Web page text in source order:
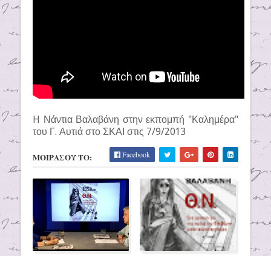
H Νάντια Βαλαβάνη στην εκπομπή "Καλημέρα"
του Γ. Αυτιά στο ΣΚΑΙ στις 7/9/2013
ΜΟΙΡΑΣΟΥ ΤΟ: Facebook